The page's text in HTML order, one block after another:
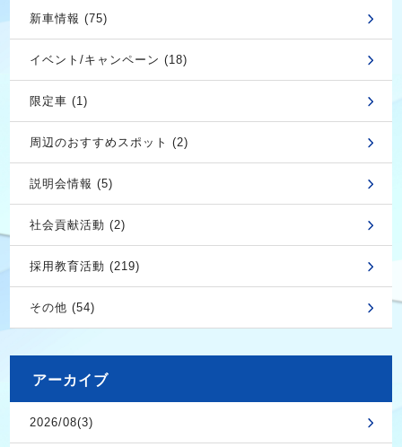
新車情報 (75)
イベント/キャンペーン (18)
限定車 (1)
周辺のおすすめスポット (2)
説明会情報 (5)
社会貢献活動 (2)
採用教育活動 (219)
その他 (54)
アーカイブ
2026/08(3)